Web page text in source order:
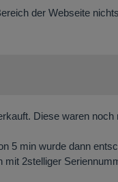
der Webseite
Diese waren
5 min wurde dann
2stelliger